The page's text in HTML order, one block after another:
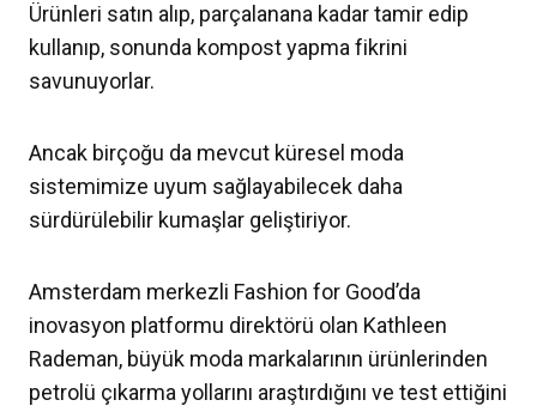
Ürünleri satın alıp, parçalanana kadar tamir edip
kullanıp, sonunda kompost yapma fikrini
savunuyorlar.
Ancak birçoğu da mevcut küresel moda
sistemimize uyum sağlayabilecek daha
sürdürülebilir kumaşlar geliştiriyor.
Amsterdam merkezli Fashion for Good’da
inovasyon platformu direktörü olan Kathleen
Rademan, büyük moda markalarının ürünlerinden
petrolü çıkarma yollarını araştırdığını ve test ettiğini